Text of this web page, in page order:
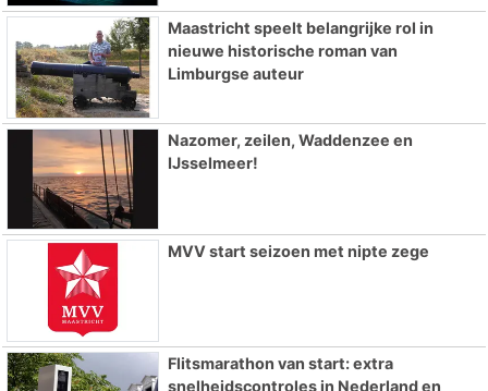
Maastricht speelt belangrijke rol in
nieuwe historische roman van
Limburgse auteur
Nazomer, zeilen, Waddenzee en
IJsselmeer!
MVV start seizoen met nipte zege
Flitsmarathon van start: extra
snelheidscontroles in Nederland en